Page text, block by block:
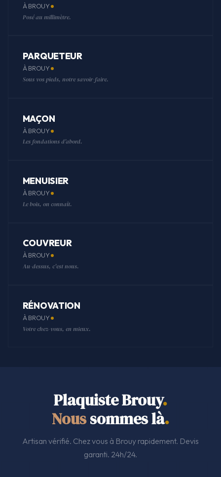
À BROUY
Posé au millimètre.
PARQUETEUR
À BROUY
Sous vos pieds, notre savoir-faire.
MAÇON
À BROUY
Les fondations d'abord.
MENUISIER
À BROUY
Le bois, on connaît.
COUVREUR
À BROUY
Au-dessus, c'est nous.
RÉNOVATION
À BROUY
Votre chez-vous, en mieux.
Plaquiste Brouy.
Noussommes là.
Artisan vérifié. Chez vous à Brouy rapidement. Devis
garanti. 24h/24.